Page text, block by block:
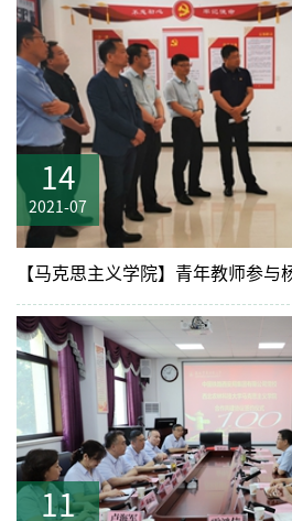
14
2021-07
11